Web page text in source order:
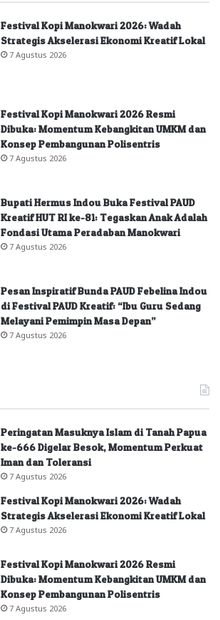
Festival Kopi Manokwari 2026: Wadah
Strategis Akselerasi Ekonomi Kreatif Lokal
7 Agustus 2026
Festival Kopi Manokwari 2026 Resmi
Dibuka: Momentum Kebangkitan UMKM dan
Konsep Pembangunan Polisentris
7 Agustus 2026
Bupati Hermus Indou Buka Festival PAUD
Kreatif HUT RI ke-81: Tegaskan Anak Adalah
Fondasi Utama Peradaban Manokwari
7 Agustus 2026
Pesan Inspiratif Bunda PAUD Febelina Indou
di Festival PAUD Kreatif: “Ibu Guru Sedang
Melayani Pemimpin Masa Depan”
7 Agustus 2026
Peringatan Masuknya Islam di Tanah Papua
ke-666 Digelar Besok, Momentum Perkuat
Iman dan Toleransi
7 Agustus 2026
Festival Kopi Manokwari 2026: Wadah
Strategis Akselerasi Ekonomi Kreatif Lokal
7 Agustus 2026
Festival Kopi Manokwari 2026 Resmi
Dibuka: Momentum Kebangkitan UMKM dan
Konsep Pembangunan Polisentris
7 Agustus 2026